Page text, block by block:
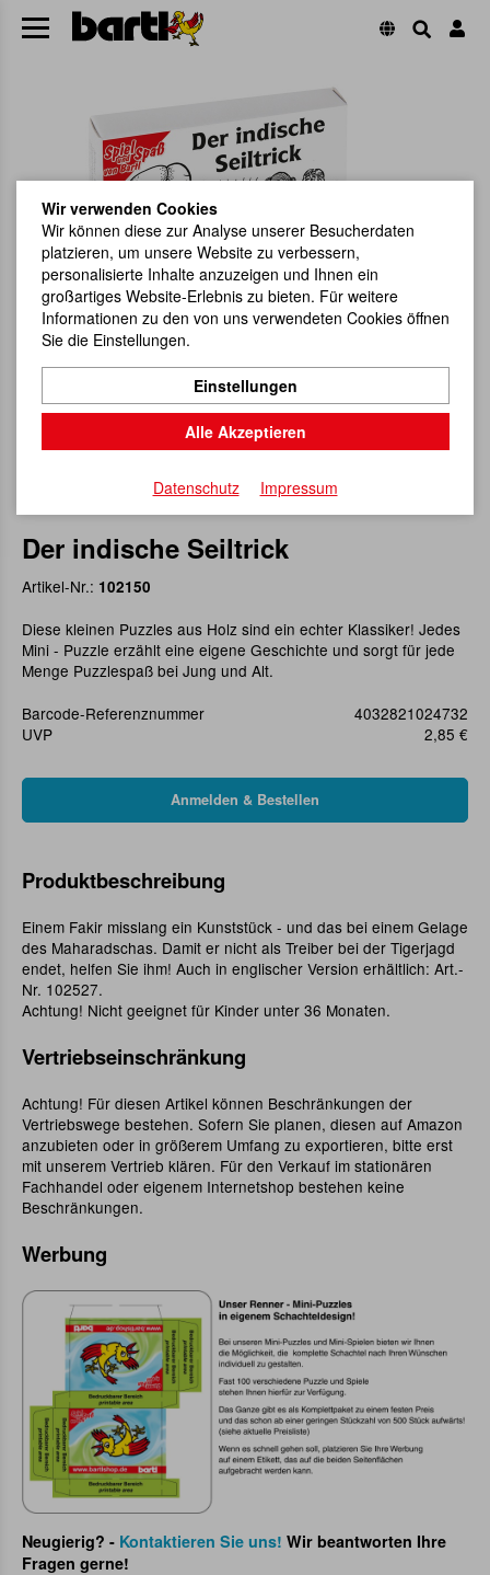
Der indische Seiltrick
Artikel-Nr.: 102150
Diese kleinen Puzzles aus Holz sind ein echter Klassiker! Jedes
Mini - Puzzle erzählt eine eigene Geschichte und sorgt für jede
Menge Puzzlespaß bei Jung und Alt.
Barcode-Referenznummer
4032821024732
UVP
2,85 €
Produktbeschreibung
Einem Fakir misslang ein Kunststück - und das bei einem Gelage
des Maharadschas. Damit er nicht als Treiber bei der Tigerjagd
endet, helfen Sie ihm! Auch in englischer Version erhältlich: Art.-
Nr. 102527.
Achtung! Nicht geeignet für Kinder unter 36 Monaten.
Vertriebseinschränkung
Achtung! Für diesen Artikel können Beschränkungen der
Vertriebswege bestehen. Sofern Sie planen, diesen auf Amazon
anzubieten oder in größerem Umfang zu exportieren, bitte erst
mit unserem Vertrieb klären. Für den Verkauf im stationären
Fachhandel oder eigenem Internetshop bestehen keine
Beschränkungen.
Werbung
Neugierig? - Kontaktieren Sie uns! Wir beantworten Ihre
Fragen gerne!
Wir verwenden Cookies
Wir können diese zur Analyse unserer Besucherdaten
platzieren, um unsere Website zu verbessern,
personalisierte Inhalte anzuzeigen und Ihnen ein
großartiges Website-Erlebnis zu bieten. Für weitere
Informationen zu den von uns verwendeten Cookies öffnen
Sie die Einstellungen.
Einstellungen
Alle Akzeptieren
Datenschutz Impressum